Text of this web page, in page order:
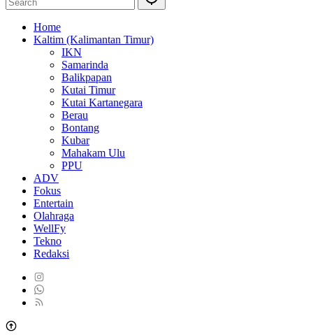
Home
Kaltim (Kalimantan Timur)
IKN
Samarinda
Balikpapan
Kutai Timur
Kutai Kartanegara
Berau
Bontang
Kubar
Mahakam Ulu
PPU
ADV
Fokus
Entertain
Olahraga
WellFy
Tekno
Redaksi